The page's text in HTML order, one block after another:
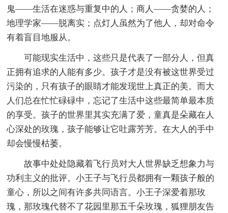
鬼——生活在迷惑与重复中的人；商人——贪婪的人；
地理学家——脱离实；点灯人虽然为了他人，却对命令
有着盲目地服从。
可能现实生活中，这些只是代表了一部分人，但真
正拥有追求的人能有多少。孩子才是没有被这世界受过
污染的，只有孩子的眼睛才能发现世上真正的美。而大
人们总在忙忙碌碌中，忘记了生活中这些最简单最本质
的享受。孩子的世界里其实充满了爱，童真是朵藏在人
心深处的玫瑰，孩子能够让它吐露芳芳。在大人的手中
却会慢慢枯萎。
故事中处处隐藏着飞行员对大人世界缺乏想象力与
功利主义的批评。小王子与飞行员都拥有一颗孩子般的
童心，所以之间有许多共同语言。小王子深爱着那玫
瑰，那玫瑰代替不了花园里那五千朵玫瑰，狐狸朋友告